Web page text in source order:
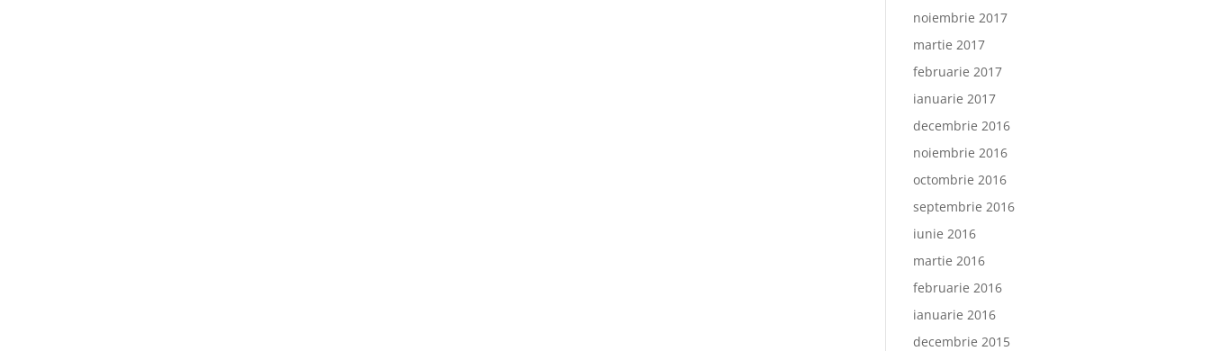
noiembrie 2017
martie 2017
februarie 2017
ianuarie 2017
decembrie 2016
noiembrie 2016
octombrie 2016
septembrie 2016
iunie 2016
martie 2016
februarie 2016
ianuarie 2016
decembrie 2015